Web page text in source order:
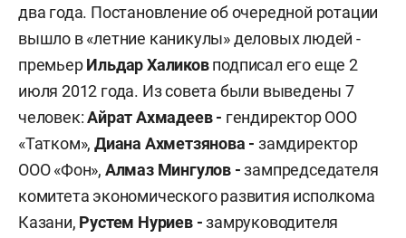
два года. Постановление об очередной ротации
вышло в «летние каникулы» деловых людей -
премьерИльдар Халиковподписал его еще 2
июля 2012 года. Из совета были выведены 7
человек:Айрат Ахмадеев - гендиректор ООО
«Татком»,Диана Ахметзянова - замдиректор
ООО «Фон», Алмаз Мингулов -зампредседателя
комитета экономического развития исполкома
Казани, Рустем Нуриев -замруководителя